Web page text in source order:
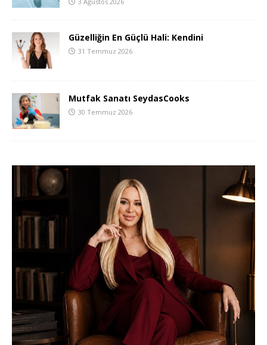
Güzelliğin En Güçlü Hali: Kendini
31 Temmuz 2026
Mutfak Sanatı SeydasCooks
30 Temmuz 2026